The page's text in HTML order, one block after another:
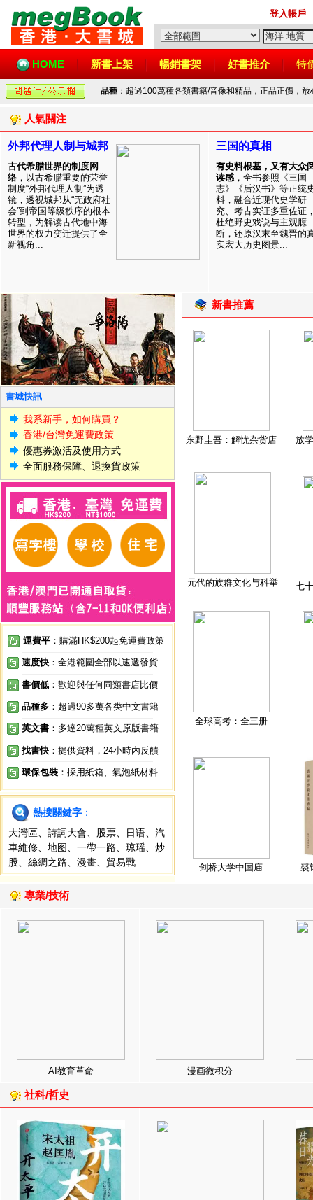
登入帳戶
HOME 新書上架 暢銷書架 好書推介 特
品種 ：超過100萬種各類書籍/音像和精品，正品正價，
人氣關注
外邦代理人制与城邦
古代希腊世界的制度网
络 ，以古希腊重要的荣誉
制度“外邦代理人制”为透
镜，透视城邦从“无政府社
会”到帝国等级秩序的根本
转型，为解读古代地中海
世界的权力变迁提供了全
新视角...
三国的真相
有史料根基，又有大众
读感 ，全书参照《三国
志》《后汉书》等正统
料，融合近现代史学研
究、考古实证多重佐证
杜绝野史戏说与主观臆
断，还原汉末至魏晋的
实宏大历史图景...
書城快訊
我系新手，如何購買？
香港/台灣免運費政策
優惠券激活及使用方式
全面服務保障、退換貨政策
運費平 ：購滿HK$200起免運費政策
速度快 ：全港範圍全部以速遞發貨
書價低 ：歡迎與任何同類書店比價
品種多 ：超過90多萬各类中文書籍
英文書 ：多達20萬種英文原版書籍
找書快 ：提供資料，24小時內反饋
環保包裝 ：採用紙箱、氣泡紙材料
熱搜關鍵字 ：
大灣區
詩詞大會 股票 日语
汽
車維修
地图 一帶一路 琼瑶
炒
股
絲綢之路 漫畫 貿易戰
新書推薦
东野圭吾：解忧杂货店 放
元代的族群文化与科举 七
全球高考：全三册
剑桥大学中国庙 裘
專業/技術
AI教育革命 漫画微积分
社科/哲史